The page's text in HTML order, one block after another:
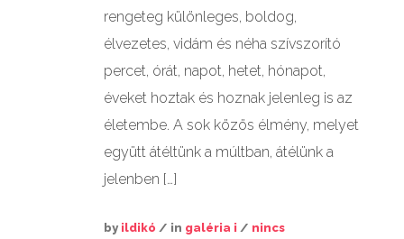
rengeteg különleges, boldog,
élvezetes, vidám és néha szívszorító
percet, órát, napot, hetet, hónapot,
éveket hoztak és hoznak jelenleg is az
életembe. A sok közös élmény, melyet
együtt átéltünk a múltban, átélünk a
jelenben […]
by ildikó / in galéria i / nincs